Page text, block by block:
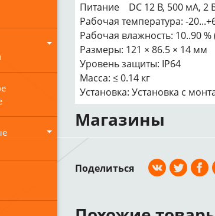
Питание DC 12 В, 500 мА, 2
Рабочая температура: -
Рабочая влажность: 10..90 %
Размеры: 121 × 86.5 × 14 мм
Уровень защиты: IP64
Масса: ≤ 0.14 кг
Установка: Установка с
Магазины
Поделиться